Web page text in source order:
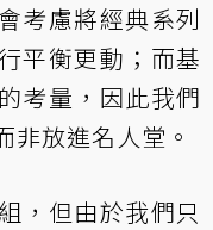
考慮將經典系列
平衡更動；而基
考量，因此我們
非放進名人堂。
，但由於我們只